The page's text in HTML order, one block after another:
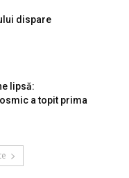
dispare
lipsă:
a topit prima